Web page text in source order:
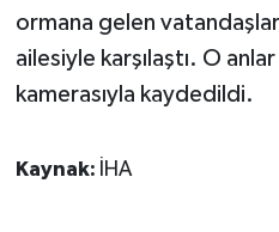
ormana gelen
ailesiyle karşılaştı. O
kamerasıyla kaydedildi.
Kaynak: İHA
Jandarma